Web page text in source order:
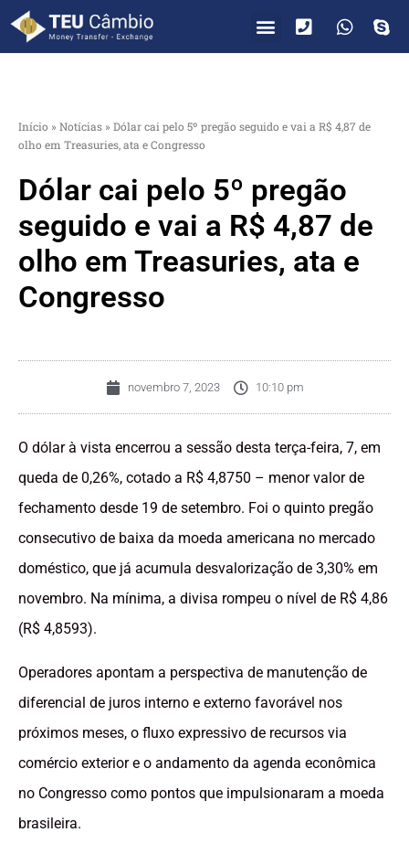
Início » Notícias » Dólar cai pelo 5º pregão seguido e vai a R$ 4,87 de
olho em Treasuries, ata e Congresso
Dólar cai pelo 5º pregão
seguido e vai a R$ 4,87 de
olho em Treasuries, ata e
Congresso
novembro 7, 2023 10:10 pm
O dólar à vista encerrou a sessão desta terça-feira, 7, em
queda de 0,26%, cotado a R$ 4,8750 – menor valor de
fechamento desde 19 de setembro. Foi o quinto pregão
consecutivo de baixa da moeda americana no mercado
doméstico, que já acumula desvalorização de 3,30% em
novembro. Na mínima, a divisa rompeu o nível de R$ 4,86
(R$ 4,8593).
Operadores apontam a perspectiva de manutenção de
diferencial de juros interno e externo favorável nos
próximos meses, o fluxo expressivo de recursos via
comércio exterior e o andamento da agenda econômica
no Congresso como pontos que impulsionaram a moeda
brasileira.